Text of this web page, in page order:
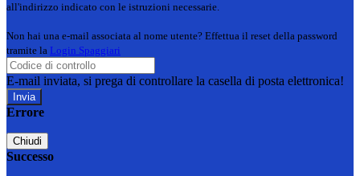
all'indirizzo indicato con le istruzioni necessarie.
Non hai una e-mail associata al nome utente? Effettua il reset della password
tramite la Login Spaggiari
E-mail inviata, si prega di controllare la casella di posta elettronica!
Errore
Chiudi
Successo